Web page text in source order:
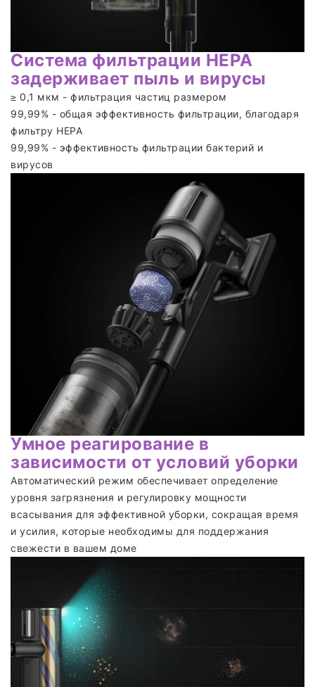
Система фильтрации НЕРА
задерживает пыль и вирусы
≥ 0,1 мкм - фильтрация частиц размером
99,99% - общая эффективность фильтрации, благодаря
фильтру НЕРА
99,99% - эффективность фильтрации бактерий и
вирусов
Умное реагирование в
зависимости от условий уборки
Автоматический режим обеспечивает определение
уровня загрязнения и регулировку мощности
всасывания для эффективной уборки, сокращая время
и усилия, которые необходимы для поддержания
свежести в вашем доме